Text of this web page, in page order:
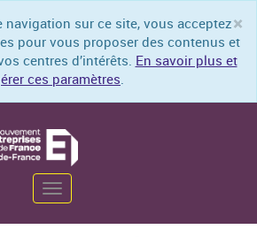
×
navigation sur ce site, vous acceptez
pour vous proposer des contenus et
centres d’intérêts. En savoir plus et
ces paramètres.
Toggle